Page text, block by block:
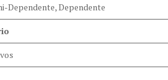
Dependente, Dependente